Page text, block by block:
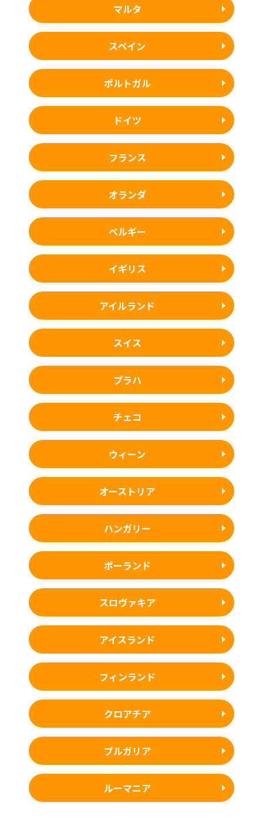
マルタ
スペイン
ポルトガル
ドイツ
フランス
オランダ
ベルギー
イギリス
アイルランド
スイス
プラハ
チェコ
ウィーン
オーストリア
ハンガリー
ポーランド
スロヴァキア
アイスランド
フィンランド
クロアチア
ブルガリア
ルーマニア